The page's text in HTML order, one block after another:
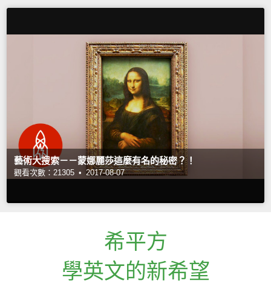
藝術大搜索－－蒙娜麗莎這麼有名的秘密？！
觀看次數：21305 • 2017-08-07
希平方
學英文的新希望